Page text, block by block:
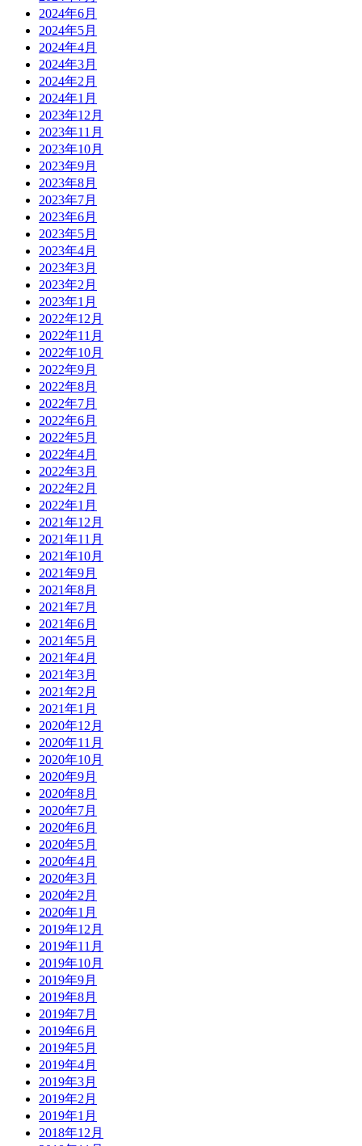
2024年6月
2024年5月
2024年4月
2024年3月
2024年2月
2024年1月
2023年12月
2023年11月
2023年10月
2023年9月
2023年8月
2023年7月
2023年6月
2023年5月
2023年4月
2023年3月
2023年2月
2023年1月
2022年12月
2022年11月
2022年10月
2022年9月
2022年8月
2022年7月
2022年6月
2022年5月
2022年4月
2022年3月
2022年2月
2022年1月
2021年12月
2021年11月
2021年10月
2021年9月
2021年8月
2021年7月
2021年6月
2021年5月
2021年4月
2021年3月
2021年2月
2021年1月
2020年12月
2020年11月
2020年10月
2020年9月
2020年8月
2020年7月
2020年6月
2020年5月
2020年4月
2020年3月
2020年2月
2020年1月
2019年12月
2019年11月
2019年10月
2019年9月
2019年8月
2019年7月
2019年6月
2019年5月
2019年4月
2019年3月
2019年2月
2019年1月
2018年12月